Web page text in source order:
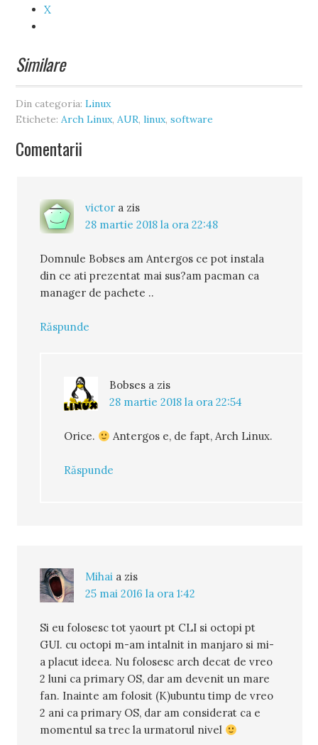
X
Similare
Din categoria:Linux
Etichete:Arch Linux,AUR,linux,software
Comentarii
victor a zis
28 martie 2018 la ora 22:48
Domnule Bobses am Antergos ce pot instala
din ce ati prezentat mai sus?am pacman ca
manager de pachete ..
Răspunde
Bobses a zis
28 martie 2018 la ora 22:54
Orice. Antergos e, de fapt, Arch Linux.
Răspunde
Mihai a zis
25 mai 2016 la ora 1:42
Si eu folosesc tot yaourt pt CLI si octopi pt
GUI. cu octopi m-am intalnit in manjaro si mi-
a placut ideea. Nu folosesc arch decat de vreo
2 luni ca primary OS, dar am devenit un mare
fan. Inainte am folosit (K)ubuntu timp de vreo
2 ani ca primary OS, dar am considerat ca e
momentul sa trec la urmatorul nivel